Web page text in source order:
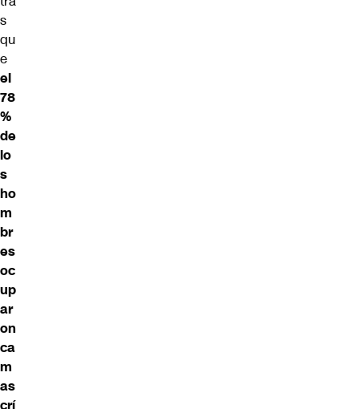
s
qu
e
el
78
%
de
lo
s
ho
m
br
es
oc
up
ar
on
ca
m
as